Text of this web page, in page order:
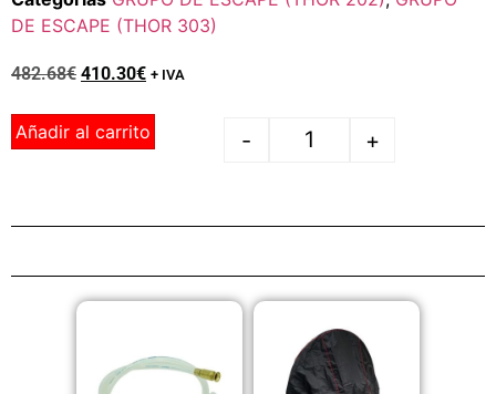
DE ESCAPE (THOR 303)
482.68€ 410.30€ + IVA
- +
Añadir al carrito